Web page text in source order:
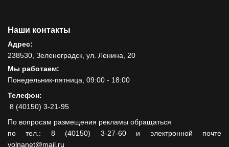
Наши контакты
Адрес:
238530, Зеленоградск, ул. Ленина, 20
Мы работаем:
Понедельник-пятница, 09:00 - 18:00
Телефон:
8 (40150) 3-21-95
По вопросам размещения рекламы обращаться
по тел.: 8 (40150) 3-27-60 и электронной почте
volnanet@mail.ru